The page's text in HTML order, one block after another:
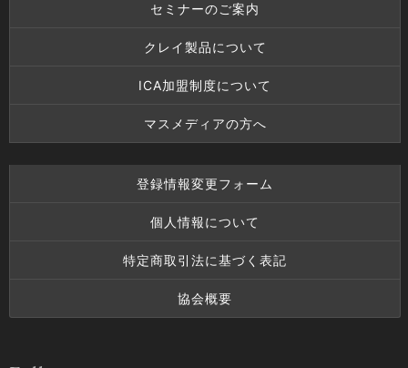
セミナーのご案内
クレイ製品について
ICA加盟制度について
マスメディアの方へ
登録情報変更フォーム
個人情報について
特定商取引法に基づく表記
協会概要